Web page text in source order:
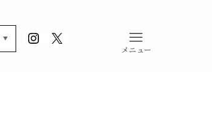
▼ Instagram
X
メニュー